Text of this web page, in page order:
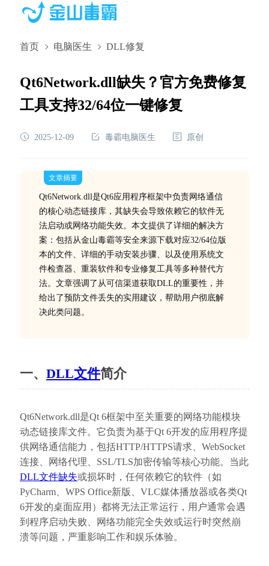
首页 电脑医生 DLL修复
Qt6Network.dll缺失？官方免费修复
工具支持32/64位一键修复
2025-12-09 毒霸电脑医生 原创
文章摘要
Qt6Network.dll是Qt6应用程序框架中负责网络通信
的核心动态链接库，其缺失会导致依赖它的软件无
法启动或网络功能失效。本文提供了详细的解决方
案：包括从金山毒霸等安全来源下载对应32/64位版
本的文件、详细的手动安装步骤、以及使用系统文
件检查器、重装软件和专业修复工具等多种替代方
法。文章强调了从可信渠道获取DLL的重要性，并
给出了预防文件丢失的实用建议，帮助用户彻底解
决此类问题。
一、 DLL文件简介
Qt6Network.dll是Qt 6框架中至关重要的网络功能模块
动态链接库文件。它负责为基于Qt 6开发的应用程序提
供网络通信能力，包括HTTP/HTTPS请求、WebSocket
连接、网络代理、SSL/TLS加密传输等核心功能。当此
DLL文件缺失或损坏时，任何依赖它的软件（如
PyCharm、WPS Office新版、VLC媒体播放器或各类Qt
6开发的桌面应用）都将无法正常运行，用户通常会遇
到程序启动失败、网络功能完全失效或运行时突然崩
溃等问题，严重影响工作和娱乐体验。